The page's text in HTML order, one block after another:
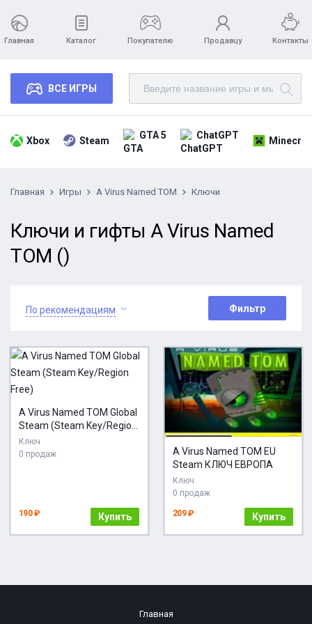
Главная Каталог Покупателю Продавцу Контакты
ВСЕ ИГРЫ
Xbox Steam GTA 5 ChatGPT
Главная Игры A Virus Named TOM Ключи
Ключи и гифты A Virus Named
TOM ()
По рекомендациям Фильтр
A Virus Named TOM Global
Steam (Steam Key/Region
Free)
Ключ
0 продаж
190 ₽ Купить
A Virus Named TOM EU
Steam КЛЮЧ ЕВРОПА
Ключ
0 продаж
209 ₽ Купить
Главная